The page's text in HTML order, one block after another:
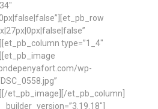
type=”1_4″
wp-
et_pb_image][/et_pb_column]